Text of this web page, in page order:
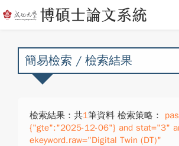
簡易檢索 / 檢索結果
檢索結果：共1筆資料 檢索策略：
{"gte":"2025-12-06"} and stat="3"
ekeyword.raw="Digital Twin (DT)"